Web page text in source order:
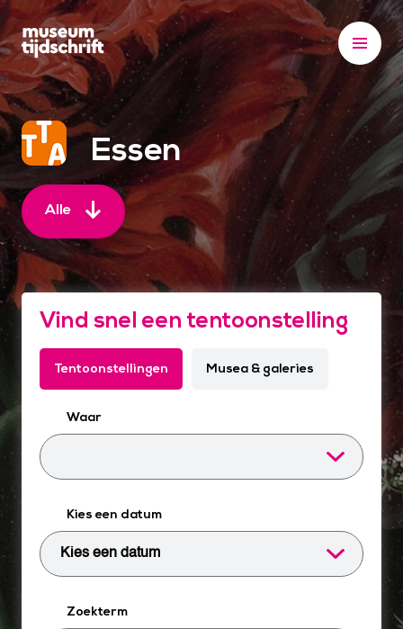
S
k
i
p
t
o
o
n
t
n
t
Essen
Alle
Vind snel een tentoonstelling
Tentoonstellingen Musea & galeries
Waar
Kies een datum
Zoekterm